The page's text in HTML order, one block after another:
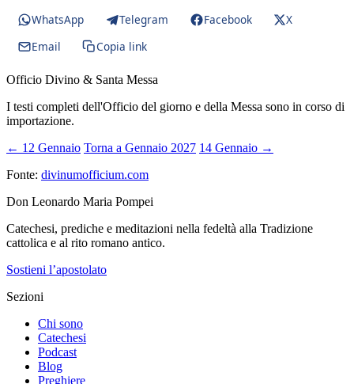
WhatsApp Telegram Facebook
X
Email
Copia link
Officio Divino & Santa Messa
I testi completi dell'Officio del giorno e della Messa sono in corso di
importazione.
← 12 Gennaio Torna a Gennaio 2027 14 Gennaio →
Fonte: divinumofficium.com
Don Leonardo Maria Pompei
Catechesi, prediche e meditazioni nella fedeltà alla Tradizione
cattolica e al rito romano antico.
Sostieni l’apostolato
Sezioni
Chi sono
Catechesi
Podcast
Blog
Preghiere